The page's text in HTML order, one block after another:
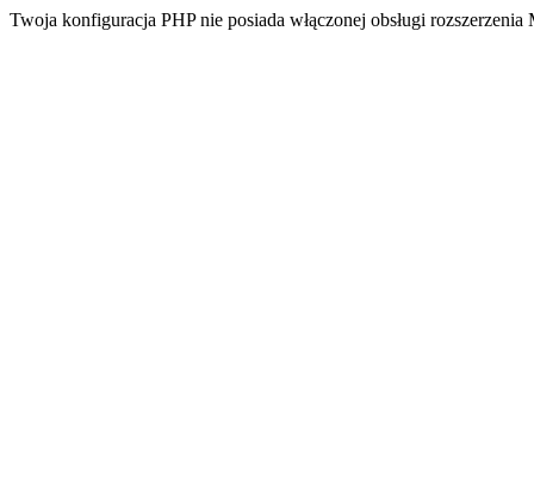
Twoja konfiguracja PHP nie posiada włączonej obsługi